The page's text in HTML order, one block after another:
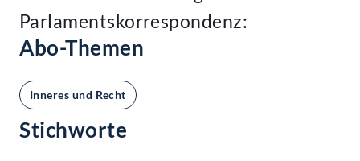
Parlamentskorrespondenz:
Abo-Themen
Inneres und Recht
Stichworte